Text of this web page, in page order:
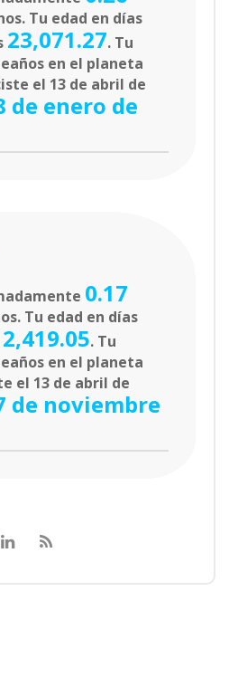
Tu edad en días
23,071.27. Tu
en el planeta
el 13 de abril de
de enero de
0.17
Tu edad en días
2,419.05. Tu
en el planeta
el 13 de abril de
de noviembre